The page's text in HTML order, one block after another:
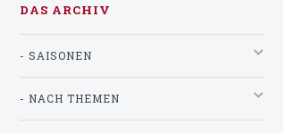
DAS ARCHIV
- SAISONEN
- NACH THEMEN